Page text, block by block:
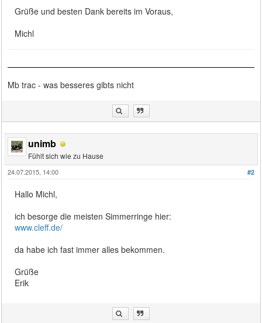
Grüße und besten Dank bereits im Voraus,
Michl
Mb trac - was besseres gibts nicht
unimb
Fühlt sich wie zu Hause
#2
24.07.2015, 14:00
Hallo Michl,
ich besorge die meisten Simmerringe hier:
www.cleff.de/
da habe ich fast immer alles bekommen.
Grüße
Erik